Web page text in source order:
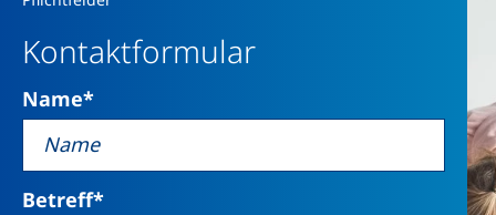
Kontaktformular
Name*
Betreff*